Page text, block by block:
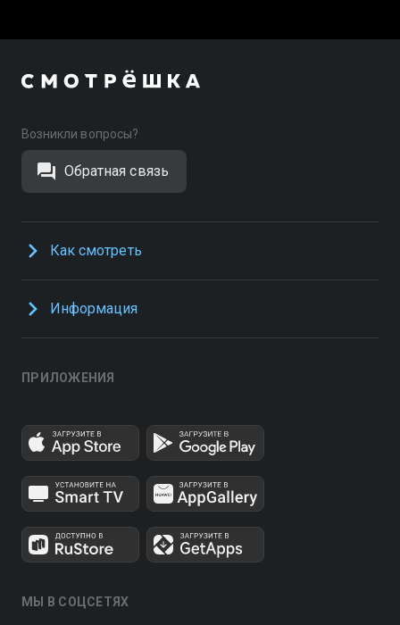
Возникли вопросы?
Обратная связь
Как смотреть
Информация
ПРИЛОЖЕНИЯ
МЫ В СОЦСЕТЯХ